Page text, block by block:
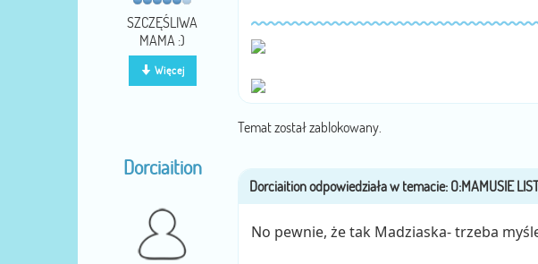
SZCZĘŚLIWA
MAMA :)
Więcej
Temat został zablokowany.
Dorciaition
No pewnie, że tak Madziaska- trzeba